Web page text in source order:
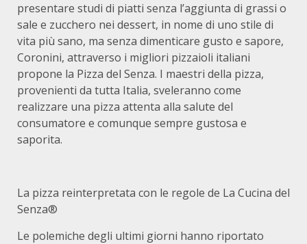
presentare studi di piatti senza l’aggiunta di grassi o
sale e zucchero nei dessert, in nome di uno stile di
vita più sano, ma senza dimenticare gusto e sapore,
Coronini, attraverso i migliori pizzaioli italiani
propone la Pizza del Senza. I maestri della pizza,
provenienti da tutta Italia, sveleranno come
realizzare una pizza attenta alla salute del
consumatore e comunque sempre gustosa e
saporita.
La pizza reinterpretata con le regole de La Cucina del
Senza®
Le polemiche degli ultimi giorni hanno riportato